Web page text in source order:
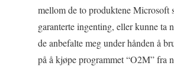
mellom de to produktene Microsoft
garanterte ingenting, eller kunne ta
de anbefalte meg under hånden å
på å kjøpe programmet “O2M” fra